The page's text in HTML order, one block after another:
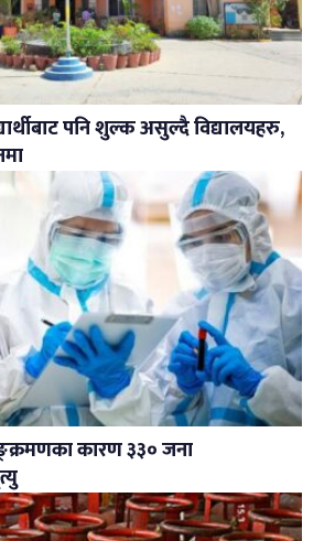
पनि शुल्क असुल्दै विद्यालयहरु,
कारण ३३० जना